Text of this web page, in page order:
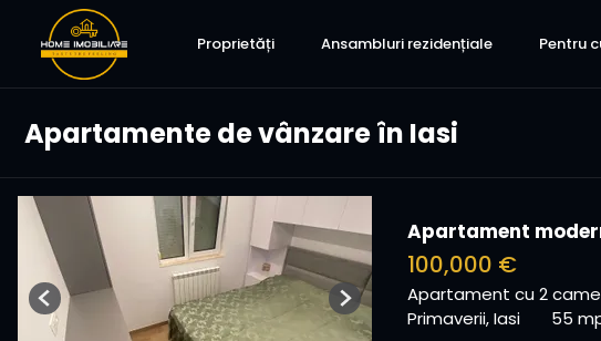
Proprietăți Ansambluri rezidențiale Pentru
Apartamente de vânzare în Iasi
Previous Next
Apartament
100,000 €
Apartament cu 2
Primaverii, Iasi
55